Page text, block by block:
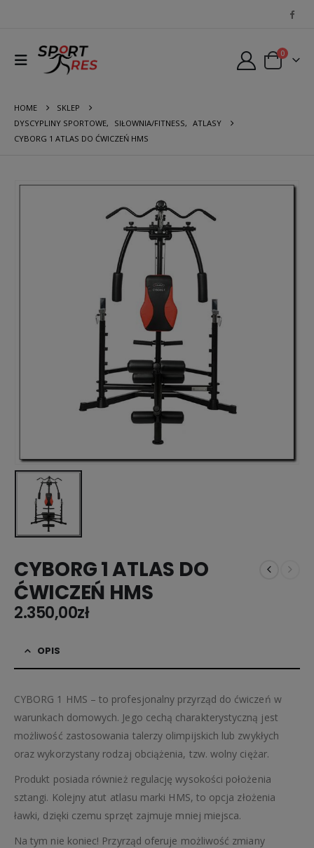
0
HOME
SKLEP
DYSCYPLINY SPORTOWE, SIŁOWNIA/FITNESS, ATLASY
CYBORG 1 ATLAS DO ĆWICZEŃ HMS
CYBORG 1 ATLAS DO
ĆWICZEŃ HMS
2.350,00zł
OPIS
CYBORG 1 HMS – to profesjonalny przyrząd do ćwiczeń w
warunkach domowych. Jego cechą charakterystyczną jest
możliwość zastosowania talerzy olimpijskich lub zwykłych
oraz wykorzystany rodzaj obciążenia, tzw. wolny ciężar.
Produkt posiada również regulację wysokości położenia
sztangi. Kolejny atut atlasu marki HMS, to opcja złożenia
ławki, dzięki czemu sprzęt zajmuje mniej miejsca.
Na tym nie koniec! Przyrząd oferuje możliwość zmiany